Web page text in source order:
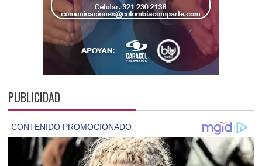
PUBLICIDAD